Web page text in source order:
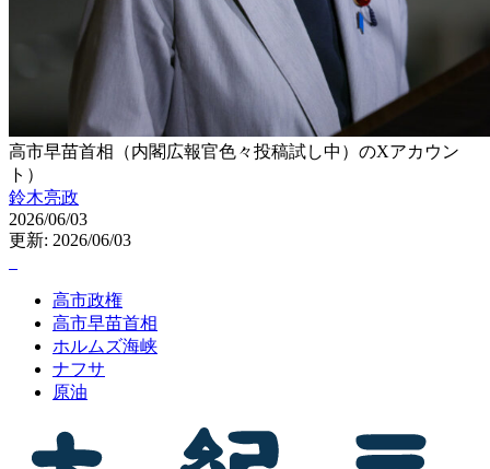
高市早苗首相（内閣広報官色々投稿試し中）のXアカウン
ト）
鈴木亮政
2026/06/03
更新: 2026/06/03
高市政権
高市早苗首相
ホルムズ海峡
ナフサ
原油